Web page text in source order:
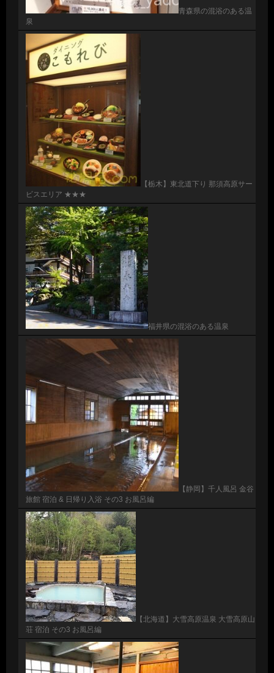
青森県の混浴のある温
泉
【栃木】東北道下り 那須高原サー
ビスエリア ★★★
福井県の混浴のある温泉
【静岡】千人風呂 金谷
旅館 宿泊 & 日帰り入浴 その3 お風呂編
【北海道】大雪高原温泉 大雪高原山
荘 宿泊 その3 お風呂編